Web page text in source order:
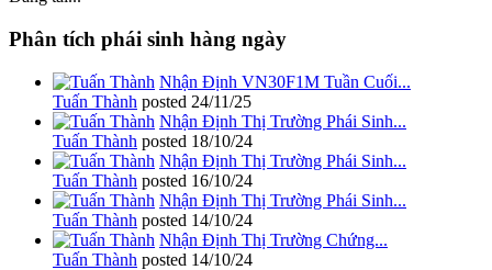
Phân tích phái sinh hàng ngày
Nhận Định VN30F1M Tuần Cuối...
Tuấn Thành posted 24/11/25
Nhận Định Thị Trường Phái Sinh...
Tuấn Thành posted 18/10/24
Nhận Định Thị Trường Phái Sinh...
Tuấn Thành posted 16/10/24
Nhận Định Thị Trường Phái Sinh...
Tuấn Thành posted 14/10/24
Nhận Định Thị Trường Chứng...
Tuấn Thành posted 14/10/24